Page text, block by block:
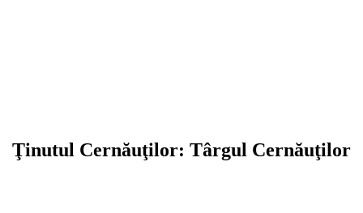
Ţinutul Cernăuţilor: Târgul Cernăuţilor